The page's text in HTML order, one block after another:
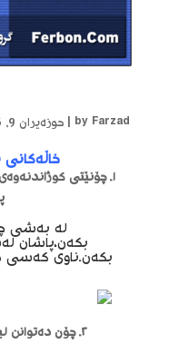
by Farzad
|حوزەیران 9, 2016
١. چۆنێتی
لە بەشی
بکەن.ناوی کەسی
٢. چۆن دەتوانن